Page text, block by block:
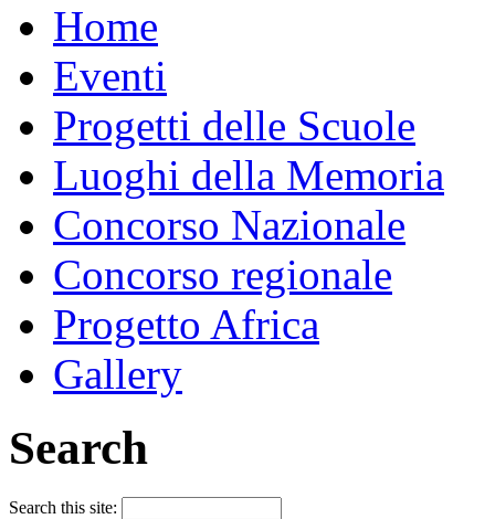
Home
Eventi
Progetti delle Scuole
Luoghi della Memoria
Concorso Nazionale
Concorso regionale
Progetto Africa
Gallery
Search
Search this site: